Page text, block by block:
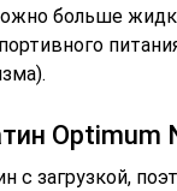
больше
с загрузкой,